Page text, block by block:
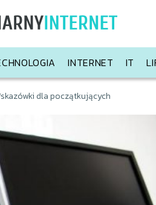
INTERNET IT
dla początkujących